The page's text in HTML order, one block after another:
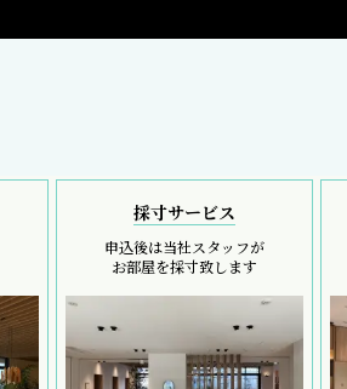
採寸サービス
申込後は当社スタッフが
お部屋を採寸致します